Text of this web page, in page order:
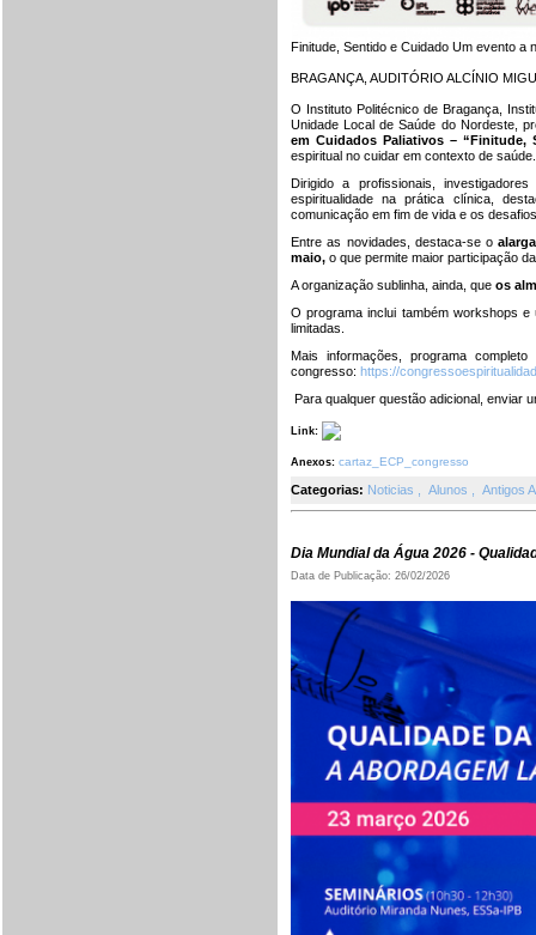
Finitude, Sentido e Cuidado Um evento
BRAGANÇA, AUDITÓRIO ALCÍNIO
O Instituto Politécnico de Bragança,
Unidade Local de Saúde do Nordeste,
em Cuidados Paliativos – “Finitude,
espiritual no cuidar em contexto de saúde.
Dirigido a profissionais,
espiritualidade na prática clínica,
comunicação em fim de vida e os
Entre as novidades, destaca-se o
maio, o que permite maior participação
A organização sublinha, ainda, que os
O programa inclui também workshops
limitadas.
Mais informações, programa
congresso: https://
Para qualquer questão adicional, enviar
Link:
Anexos: cartaz_ECP_congresso
Categorias: Noticias Alunos Antigos
Dia Mundial da Água 2026 -
Data de Publicação: 26/02/2026